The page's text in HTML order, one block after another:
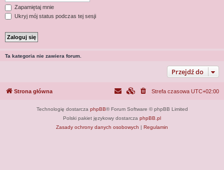
Zapamiętaj mnie
Ukryj mój status podczas tej sesji
Ta kategoria nie zawiera forum.
Przejdź do
Strona główna Strefa czasowa UTC+02:00
Technologię dostarcza phpBB® Forum Software © phpBB Limited
Polski pakiet językowy dostarcza phpBB.pl
Zasady ochrony danych osobowych | Regulamin